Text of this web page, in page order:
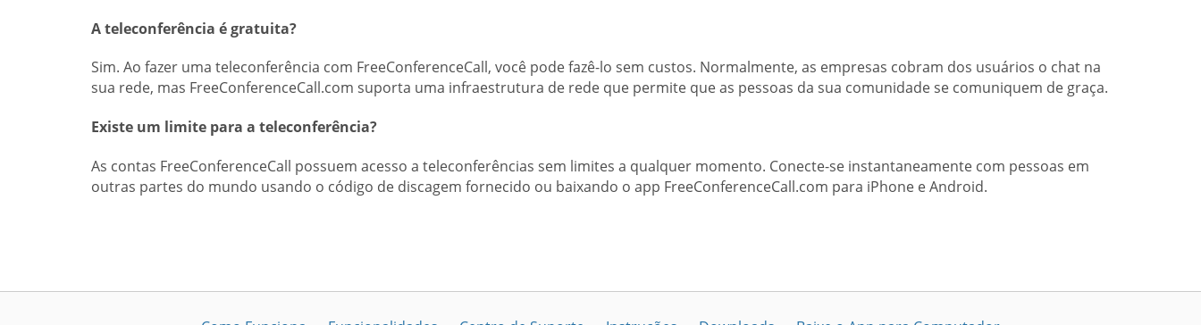
A teleconferência é gratuita?
Sim. Ao fazer uma teleconferência com FreeConferenceCall, você pode fazê-lo sem custos. Normalmente, as empresas cobram dos usuários o chat na
sua rede, mas FreeConferenceCall.com suporta uma infraestrutura de rede que permite que as pessoas da sua comunidade se comuniquem de graça.
Existe um limite para a teleconferência?
As contas FreeConferenceCall possuem acesso a teleconferências sem limites a qualquer momento. Conecte-se instantaneamente com pessoas em
outras partes do mundo usando o código de discagem fornecido ou baixando o app FreeConferenceCall.com para iPhone e Android.